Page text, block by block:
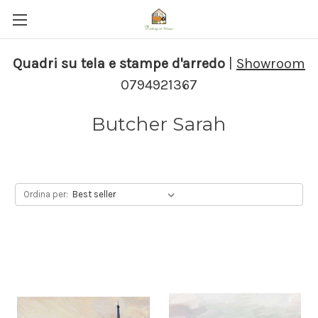
Quadri su tela e stampe d'arredo
Showroom
0794921367
Butcher Sarah
Ordina per: